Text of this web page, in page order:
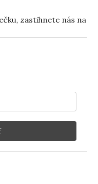
zastihnete nás na